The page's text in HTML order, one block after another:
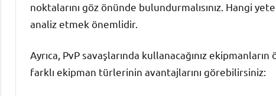
noktalarını göz önünde bulundurmalısınız. Hangi
analiz etmek önemlidir.
Ayrıca, PvP savaşlarında kullanacağınız
farklı ekipman türlerinin avantajlarını görebilirsiniz: